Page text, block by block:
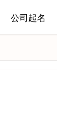
公司起名